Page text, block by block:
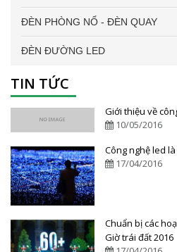
ĐÈN PHÒNG NỔ - ĐÈN QUAY
ĐÈN ĐƯỜNG LED
TIN TỨC
Giới thiệu về
10/05/2016
Công nghệ led là
17/04/2016
Chuẩn bị các
Giờ trái đất 2016